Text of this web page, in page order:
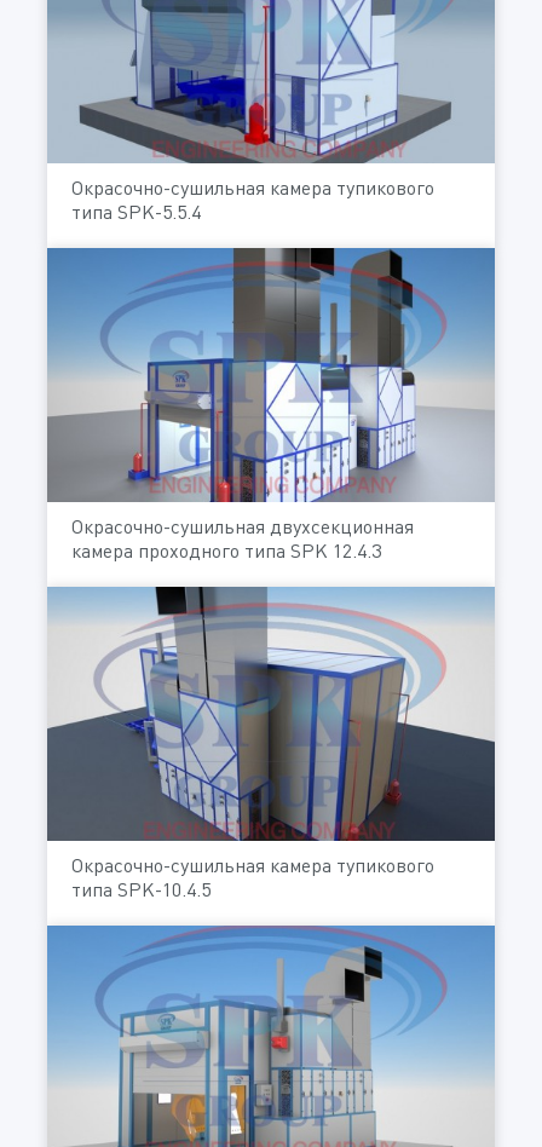
Окрасочно-сушильная камера тупикового
типа SPK-5.5.4
Окрасочно-сушильная двухсекционная
камера проходного типа SPK 12.4.3
Окрасочно-сушильная камера тупикового
типа SPK-10.4.5